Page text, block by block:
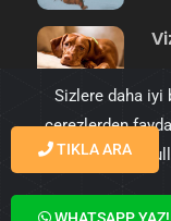
© 2023 Vizsla
TIKLA ARA
Sizlere daha
çerezlerden
ederek çerezleri